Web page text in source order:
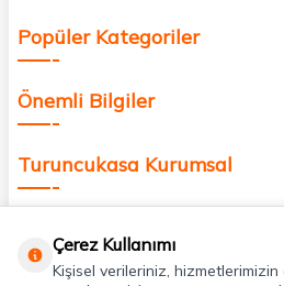
Popüler Kategoriler
Önemli Bilgiler
Turuncukasa Kurumsal
Çerez Kullanımı
Kişisel verileriniz,